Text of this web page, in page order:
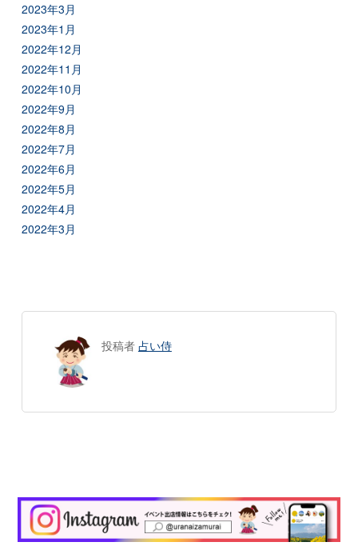
2023年3月
2023年1月
2022年12月
2022年11月
2022年10月
2022年9月
2022年8月
2022年7月
2022年6月
2022年5月
2022年4月
2022年3月
投稿者 占い侍